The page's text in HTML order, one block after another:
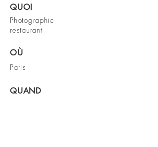
QUOI
Photographie
restaurant
OÙ
Paris
QUAND